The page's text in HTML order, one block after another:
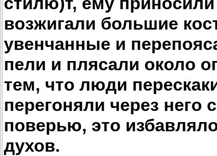
возжигали большие
увенчанные и
пели и плясали около
тем, что люди
перегоняли через него
поверью, это
духов.